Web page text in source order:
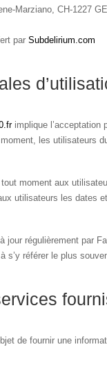
Marziano, CH-1227
parSubdelirium.com
implique l’acceptation
les utilisateurs
moment aux
utilisateurs les dates
jour régulièrement par
s’y référer le plus
de fournir une